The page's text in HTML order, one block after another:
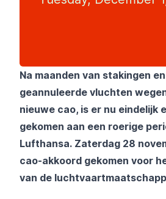
Na maanden van stakingen
geannuleerde vluchten
nieuwe cao, is er nu eindelijk
gekomen aan een roerige
Lufthansa. Zaterdag 28
cao-akkoord gekomen voor
van de